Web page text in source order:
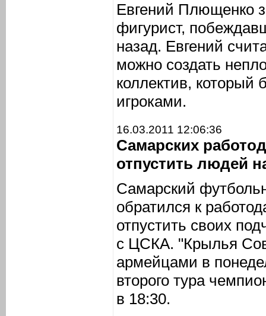
Евгений Плющенко
фигурист,
назад. Евгений
можно создать
коллектив, который
игроками.
16.03.2011 12:06:36
Самарских
отпустить людей
Самарский
обратился к
отпустить своих
с ЦСКА. "Крылья
армейцами в
второго тура
в 18:30.